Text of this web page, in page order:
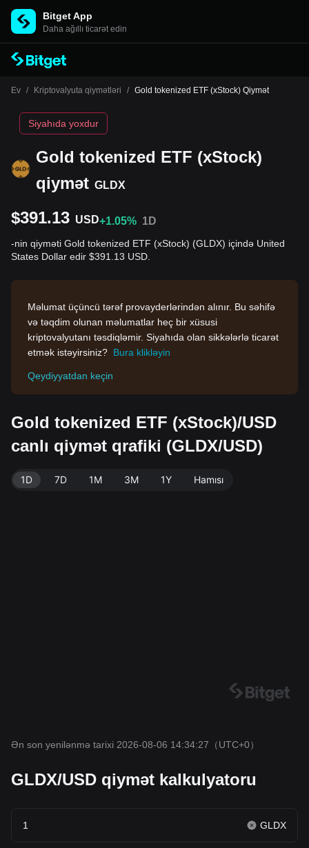
Bitget App
Daha ağıllı ticarət edin
Ev / Kriptovalyuta qiymətləri / Gold tokenized ETF (xStock) Qiymət
Gold tokenized ETF (xStock)
qiymət GLDX
Siyahıda yoxdur
$391.13 USD+1.05% 1D
-nin qiyməti Gold tokenized ETF (xStock) (GLDX) içində United
States Dollar edir $391.13 USD.
Məlumat üçüncü tərəf provayderlərindən alınır. Bu səhifə
və təqdim olunan məlumatlar heç bir xüsusi
kriptovalyutanı təsdiqləmir. Siyahıda olan sikkələrlə ticarət
etmək istəyirsiniz? Bura klikləyin
Qeydiyyatdan keçin
Gold tokenized ETF (xStock)/USD
canlı qiymət qrafiki (GLDX/USD)
1D 7D 1M 3M 1Y Hamısı
Ən son yenilənmə tarixi 2026-08-06 14:34:27 （UTC+0）
GLDX/USD qiymət kalkulyatoru
GLDX